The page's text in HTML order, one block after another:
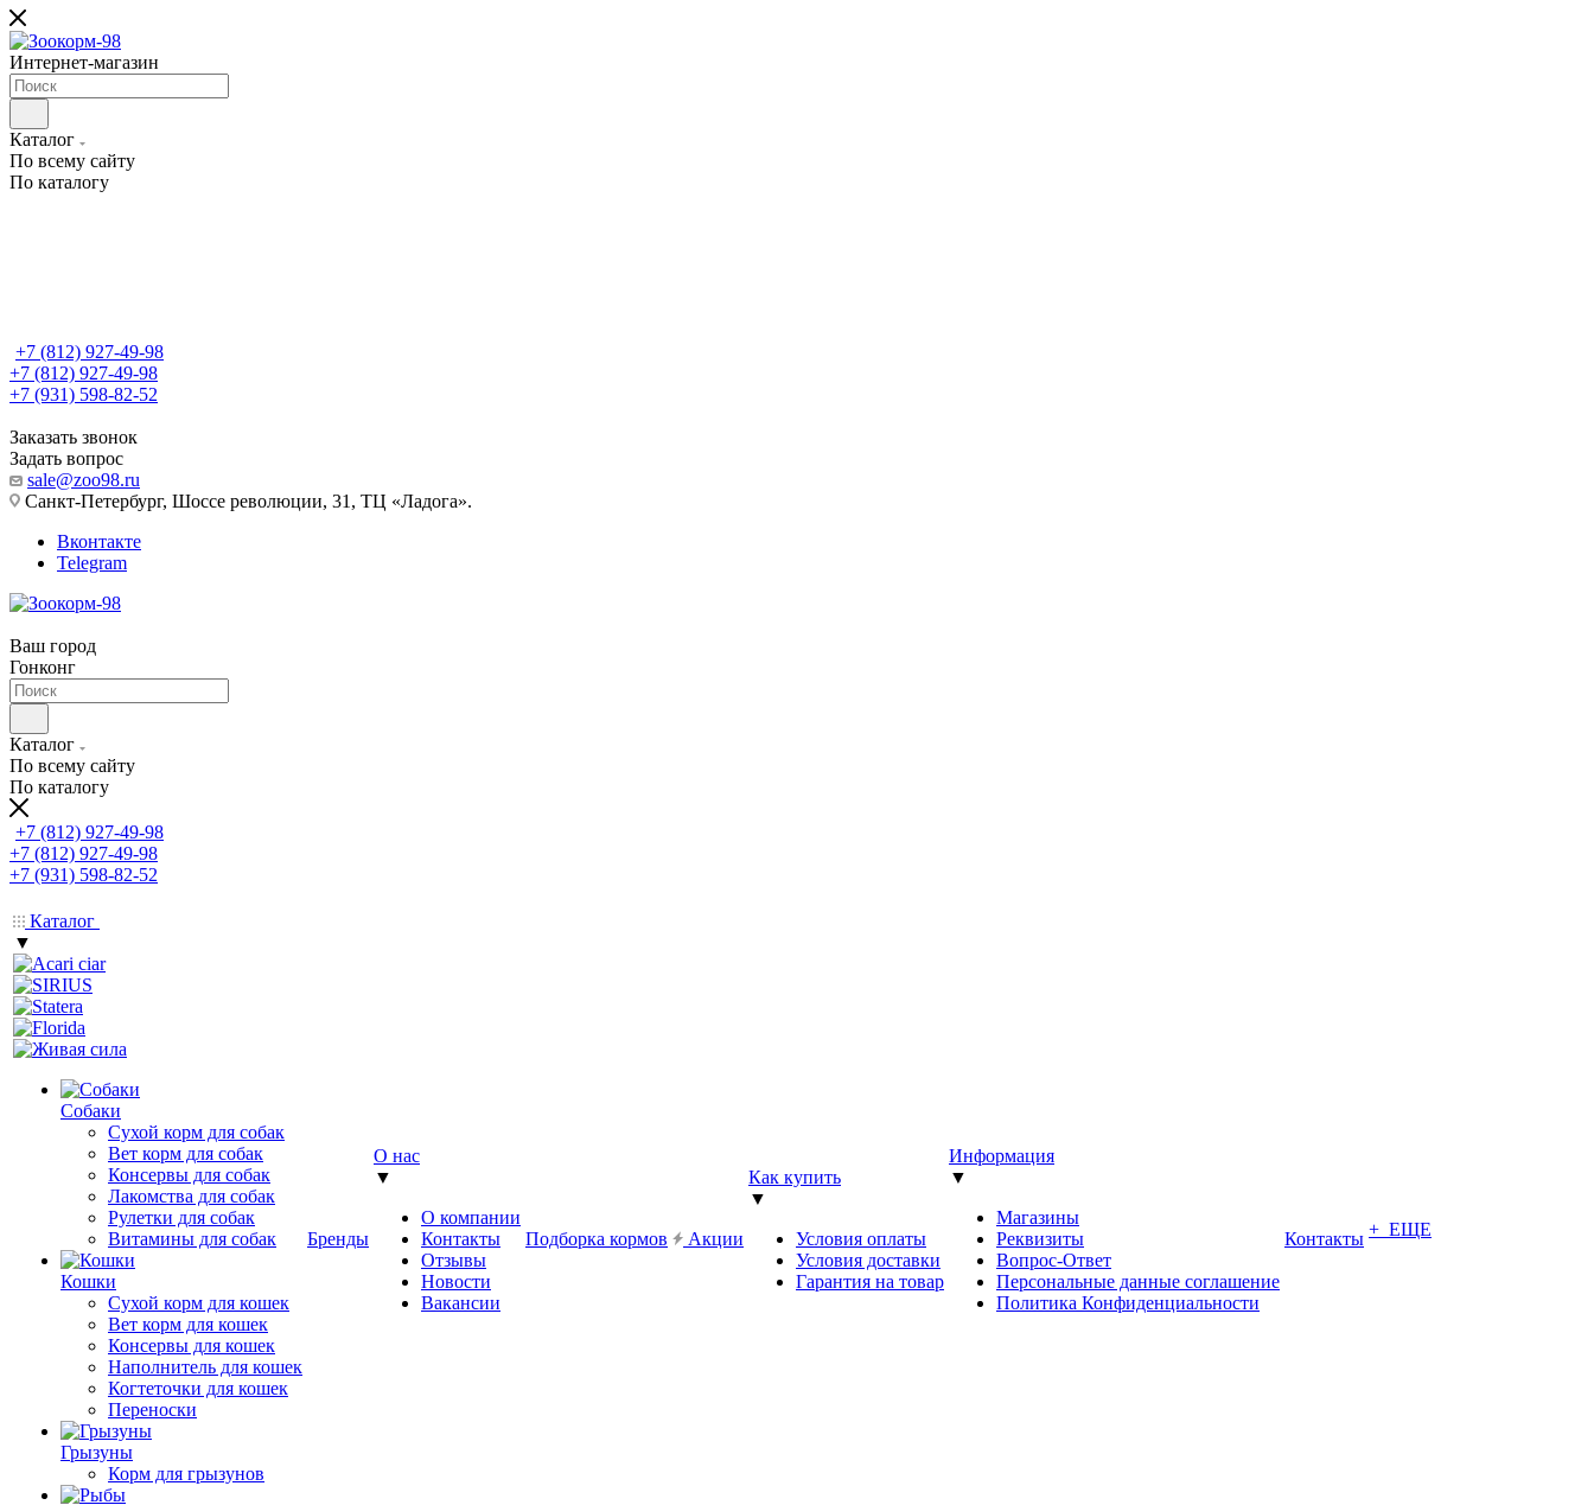
Интернет-магазин
Каталог
По всему сайту
По каталогу
+7 (812) 927-49-98
+7 (812) 927-49-98
+7 (931) 598-82-52
Заказать звонок
Задать вопрос
sale@zoo98.ru
Санкт-Петербург, Шоссе революции, 31, ТЦ «Ладога».
Вконтакте
Telegram
Ваш город
Гонконг
Каталог
По всему сайту
По каталогу
+7 (812) 927-49-98
+7 (812) 927-49-98
+7 (931) 598-82-52
Каталог
▼
Собаки
Сухой корм для собак
Вет корм для собак
Консервы для собак
Лакомства для собак
Рулетки для собак
Витамины для собак
Кошки
Сухой корм для кошек
Вет корм для кошек
Консервы для кошек
Наполнитель для кошек
Когтеточки для кошек
Переноски
Грызуны
Корм для грызунов
Бренды
О нас
▼
О компании
Контакты
Отзывы
Новости
Вакансии
Подборка кормов Акции
Как купить
▼
Условия оплаты
Условия доставки
Гарантия на товар
Информация
▼
Магазины
Реквизиты
Вопрос-Ответ
Персональные данные соглашение
Политика Конфиденциальности
Контакты + ЕЩЕ